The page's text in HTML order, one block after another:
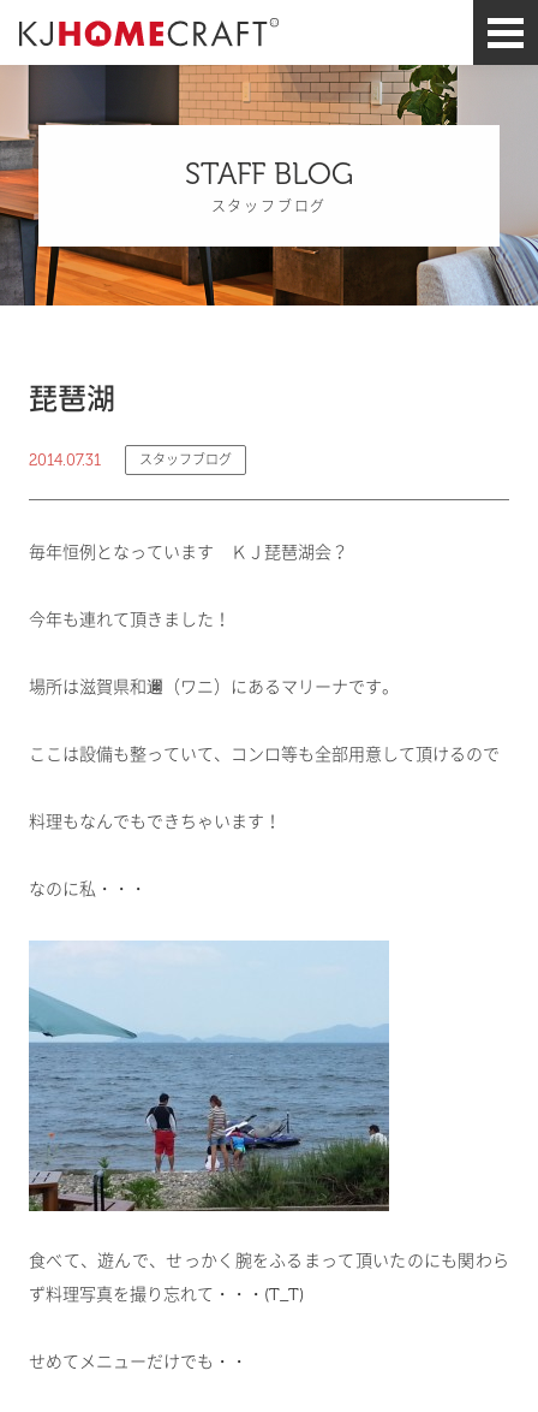
STAFF BLOG
スタッフブログ
琵琶湖
2014.07.31 スタッフブログ
毎年恒例となっています ＫＪ琵琶湖会？
今年も連れて頂きました！
場所は滋賀県和邇（ワニ）にあるマリーナです。
ここは設備も整っていて、コンロ等も全部用意して頂けるので
料理もなんでもできちゃいます！
なのに私・・・
食べて、遊んで、せっかく腕をふるまって頂いたのにも関わら
ず料理写真を撮り忘れて・・・(T_T)
せめてメニューだけでも・・